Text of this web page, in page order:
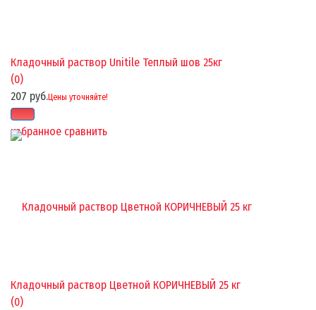
избранное сравнить
Кладочный раствор Unitile Теплый шов 25кг
(0)
207 руб.Цены уточняйте!
Кладочный раствор Цветной КОРИЧНЕВЫЙ 25 кг
(0)